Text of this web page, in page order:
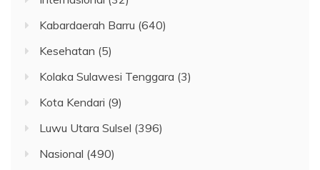
Kabardaerah Barru (640)
Kesehatan (5)
Kolaka Sulawesi Tenggara (3)
Kota Kendari (9)
Luwu Utara Sulsel (396)
Nasional (490)